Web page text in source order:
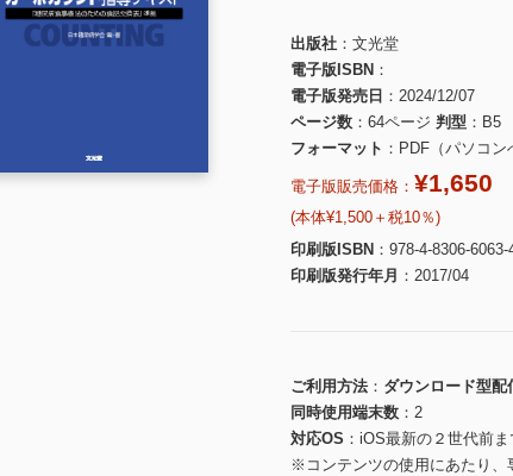
出版社
文光堂
電子版ISBN
電子版発売日
2024/12/07
ページ数
64ページ 判型
B5
フォーマット
PDF（パソコン
電子版販売価格： ¥1,650
(本体¥1,500＋税10％)
印刷版ISBN
978-4-8306-6063-
印刷版発行年月
2017/04
ご利用方法
ダウンロード型配
同時使用端末数
2
対応OS
iOS最新の２世代前
※コンテンツの使用にあたり、